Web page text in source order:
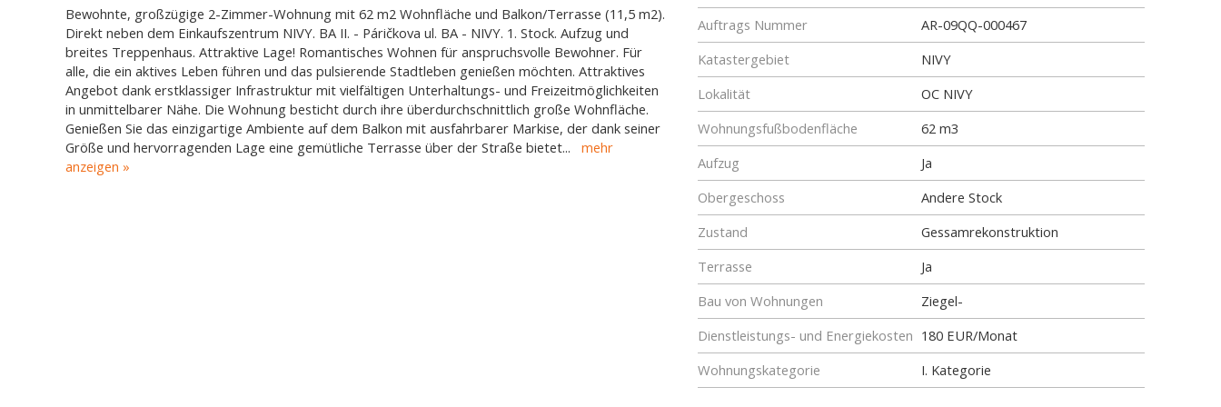
Bewohnte, großzügige 2-Zimmer-Wohnung mit 62 m2 Wohnfläche und Balkon/Terrasse (11,5 m2).
Direkt neben dem Einkaufszentrum NIVY. BA II. - Páričkova ul. BA - NIVY. 1. Stock. Aufzug und
breites Treppenhaus. Attraktive Lage! Romantisches Wohnen für anspruchsvolle Bewohner. Für
alle, die ein aktives Leben führen und das pulsierende Stadtleben genießen möchten. Attraktives
Angebot dank erstklassiger Infrastruktur mit vielfältigen Unterhaltungs- und Freizeitmöglichkeiten
in unmittelbarer Nähe. Die Wohnung besticht durch ihre überdurchschnittlich große Wohnfläche.
Genießen Sie das einzigartige Ambiente auf dem Balkon mit ausfahrbarer Markise, der dank seiner
Größe und hervorragenden Lage eine gemütliche Terrasse über der Straße bietet...
mehr
anzeigen
Auftrags Nummer
AR-09QQ-000467
Katastergebiet
NIVY
Lokalität
OC NIVY
Wohnungsfußbodenfläche
62 m3
Aufzug
Ja
Obergeschoss
Andere Stock
Zustand
Gessamrekonstruktion
Terrasse
Ja
Bau von Wohnungen
Ziegel-
Dienstleistungs- und Energiekosten 180 EUR/Monat
Wohnungskategorie
I. Kategorie